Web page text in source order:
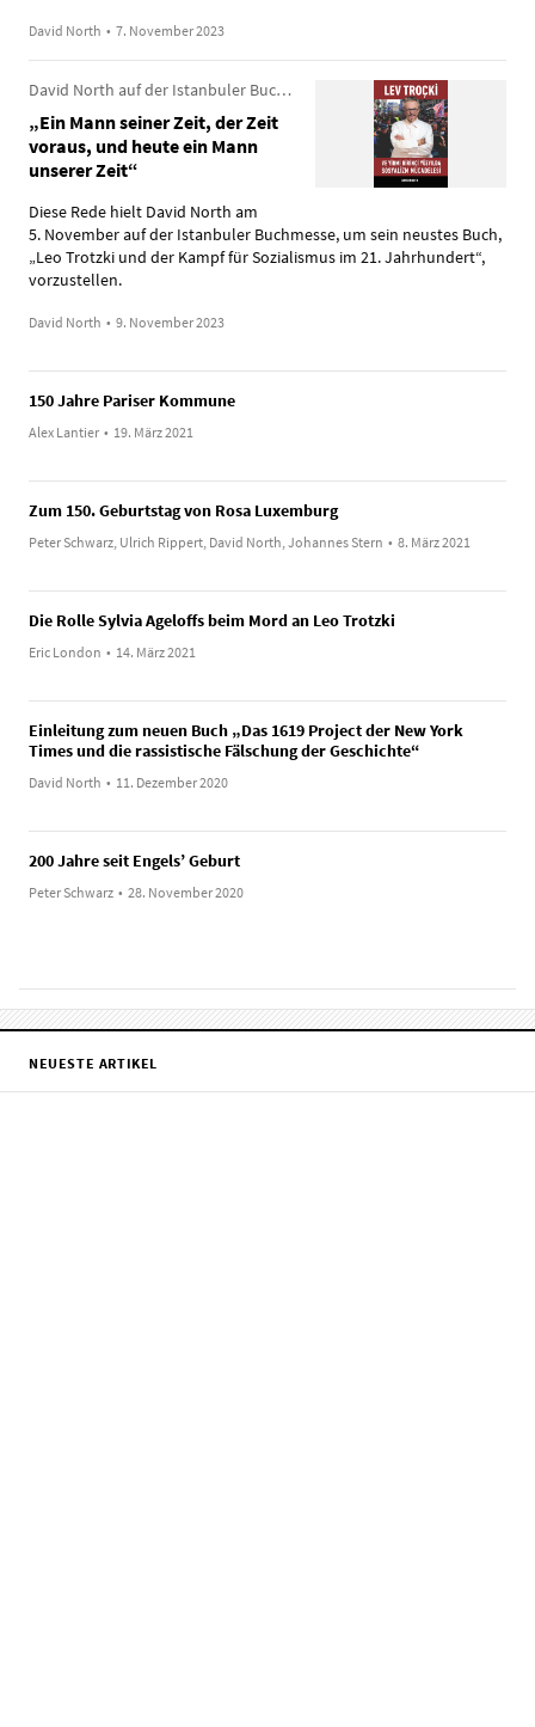
David North • 7. November 2023
David North auf der Istanbuler Buchmesse zur türkischsprachigen Ausgabe von „Leo Trotzki und der Kampf für Sozialismus im 21.Jahrhundert“
„Ein Mann seiner Zeit, der Zeit
voraus, und heute ein Mann
unserer Zeit“
Diese Rede hielt David North am
5. November auf der Istanbuler Buchmesse, um sein neustes Buch,
„Leo Trotzki und der Kampf für Sozialismus im 21. Jahrhundert“,
vorzustellen.
David North • 9. November 2023
150 Jahre Pariser Kommune
Alex Lantier • 19. März 2021
Zum 150. Geburtstag von Rosa Luxemburg
Peter Schwarz, Ulrich Rippert, David North, Johannes Stern • 8. März 2021
Die Rolle Sylvia Ageloffs beim Mord an Leo Trotzki
Eric London • 14. März 2021
Einleitung zum neuen Buch „Das 1619 Project der New York
Times und die rassistische Fälschung der Geschichte“
David North • 11. Dezember 2020
200 Jahre seit Engels’ Geburt
Peter Schwarz • 28. November 2020
NEUESTE ARTIKEL